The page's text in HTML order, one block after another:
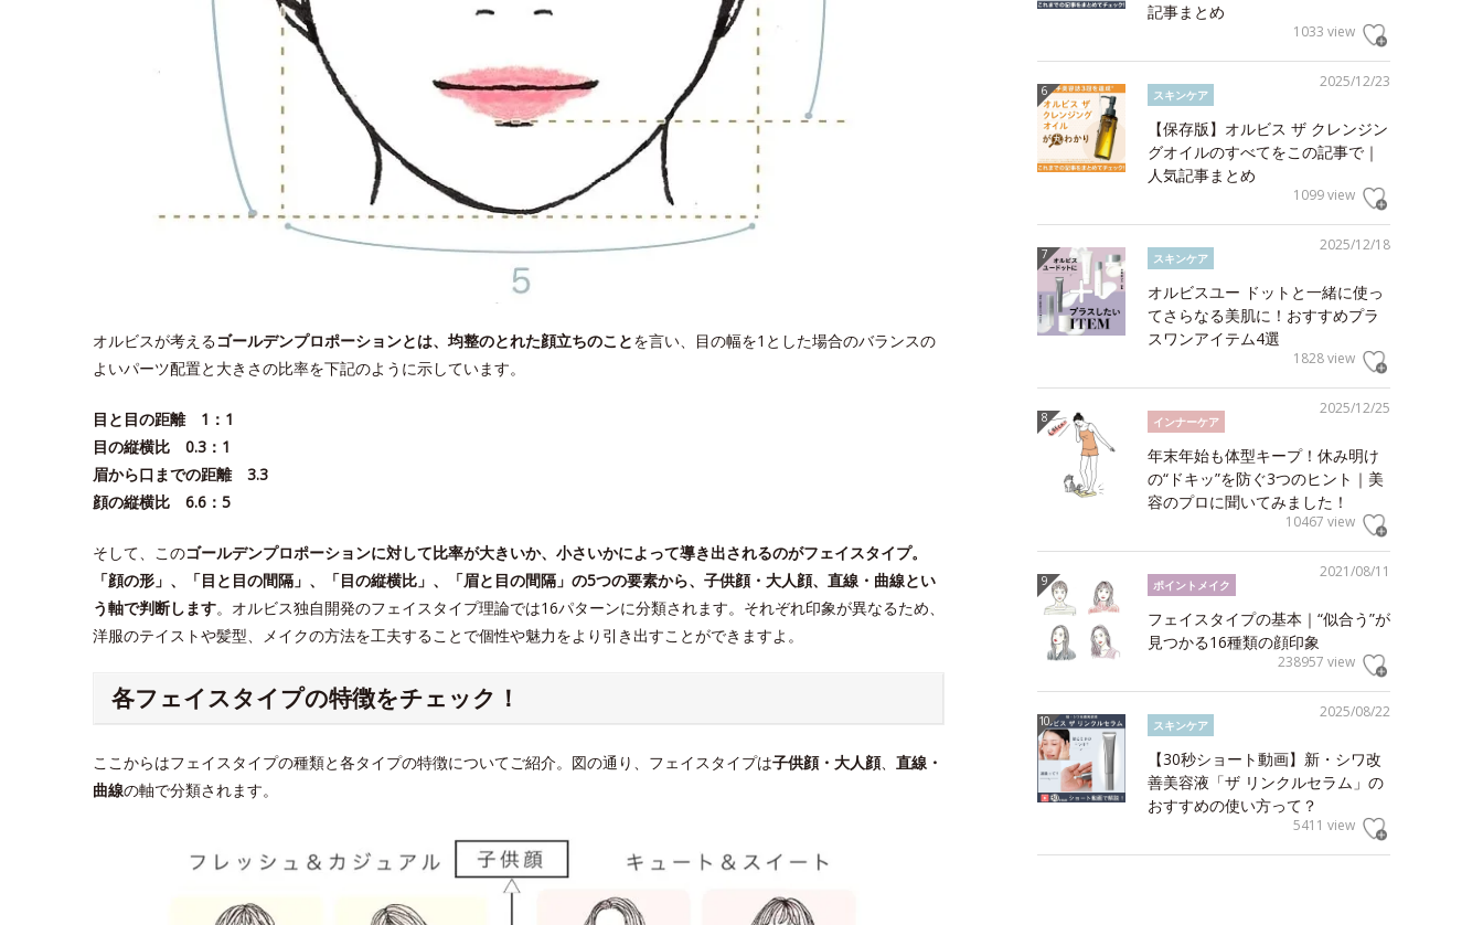
オルビスが考えるゴールデンプロポーションとは、均整のとれた顔立ちのことを言い、目の幅を1とした場合のバランスの
よいパーツ配置と大きさの比率を下記のように示しています。
目と目の距離 1：1
目の縦横比 0.3：1
眉から口までの距離 3.3
顔の縦横比 6.6：5
そして、このゴールデンプロポーションに対して比率が大きいか、小さいかによって導き出されるのがフェイスタイプ。
「顔の形」、「目と目の間隔」、「目の縦横比」、「眉と目の間隔」の5つの要素から、子供顔・大人顔、直線・曲線とい
う軸で判断します。オルビス独自開発のフェイスタイプ理論では16パターンに分類されます。それぞれ印象が異なるため、
洋服のテイストや髪型、メイクの方法を工夫することで個性や魅力をより引き出すことができますよ。
各フェイスタイプの特徴をチェック！
ここからはフェイスタイプの種類と各タイプの特徴についてご紹介。図の通り、フェイスタイプは子供顔・大人顔、 直線・
曲線の軸で分類されます。
記事まとめ
1033 view
2025/12/23
スキンケア
【保存版】オルビス ザ クレンジン
グオイルのすべてをこの記事で｜
人気記事まとめ
1099 view
2025/12/18
スキンケア
オルビスユー ドットと一緒に使っ
てさらなる美肌に！おすすめプラ
スワンアイテム4選
1828 view
2025/12/25
インナーケア
年末年始も体型キープ！休み明け
の“ドキッ”を防ぐ3つのヒント｜美
容のプロに聞いてみました！
10467 view
2021/08/11
ポイントメイク
フェイスタイプの基本｜“似合う”が
見つかる16種類の顔印象
238957 view
2025/08/22
スキンケア
【30秒ショート動画】新・シワ改
善美容液「ザ リンクルセラム」の
おすすめの使い方って？
5411 view